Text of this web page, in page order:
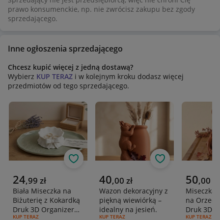
prawo konsumenckie, np. nie zwrócisz zakupu bez zgody
sprzedającego.
Inne ogłoszenia sprzedającego
Chcesz kupić więcej z jedną dostawą?
Wybierz KUP TERAZ i w kolejnym kroku dodasz więcej
przedmiotów od tego sprzedającego.
Aktualna cena
24,99 zł
Biała Miseczka na
Biżuterię z Kokardką
Druk 3D Organizer
RODZAJ OFERTY:
KUP TERAZ
Obserwuj
Aktualna cena
40,00 zł
Wazon dekoracyjny z
piękną wiewiórką –
idealny na jesień.
RODZAJ OFERTY:
KUP TERAZ
Obserwuj
Aktualna
50,00
Miseczka
na
Druk 3D
RODZAJ
KUP TERAZ